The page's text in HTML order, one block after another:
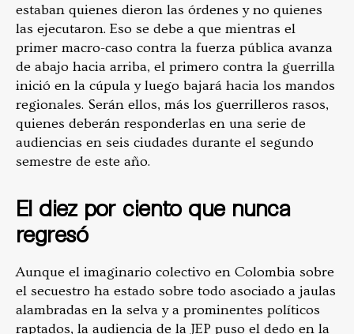
estaban quienes dieron las órdenes y no quienes
las ejecutaron. Eso se debe a que mientras el
primer macro-caso contra la fuerza pública avanza
de abajo hacia arriba, el primero contra la guerrilla
inició en la cúpula y luego bajará hacia los mandos
regionales. Serán ellos, más los guerrilleros rasos,
quienes deberán responderlas en una serie de
audiencias en seis ciudades durante el segundo
semestre de este año.
El diez por ciento que nunca
regresó
Aunque el imaginario colectivo en Colombia sobre
el secuestro ha estado sobre todo asociado a jaulas
alambradas en la selva y a prominentes políticos
raptados, la audiencia de la JEP puso el dedo en la